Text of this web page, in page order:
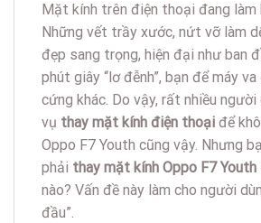
Mặt kính trên điện thoại đang làm
Những vết trầy xước, nứt vỡ làm
đẹp sang trọng, hiện đại như ban
phút giây “lơ đễnh”, bạn để máy
cứng khác. Do vậy, rất nhiều người
vụ thay mặt kính điện thoại để
Oppo F7 Youth cũng vậy. Nhưng
phải thay mặt kính Oppo F7 Youth
nào? Vấn đề này làm cho người
đầu”.